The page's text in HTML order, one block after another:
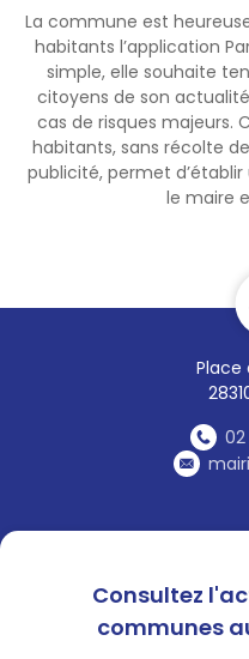
La commune est
habitants l’application
simple, elle souhaite
citoyens de son
cas de risques majeurs.
habitants, sans récolte
publicité, permet
le maire
Place
Consultez
communes